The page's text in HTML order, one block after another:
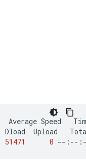
Average Speed
Dload
Upload
51471 0 --:--